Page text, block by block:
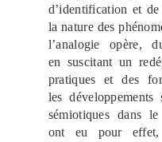
d’identification et
la nature des
l’analogie opère,
en suscitant un
pratiques et des
les développements
sémiotiques dans
ont eu pour effet,